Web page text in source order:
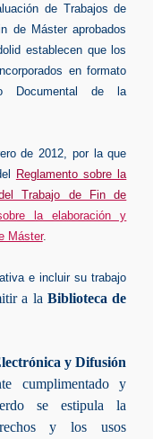
de Trabajos de
de Máster aprobados
establecen que los
en formato
Documental de la
de 2012, por la que
Reglamento sobre la
Trabajo de Fin de
la elaboración y
Máster.
e incluir su trabajo
a la Biblioteca de
y Difusión
cumplimentado y
se estipula la
y los usos